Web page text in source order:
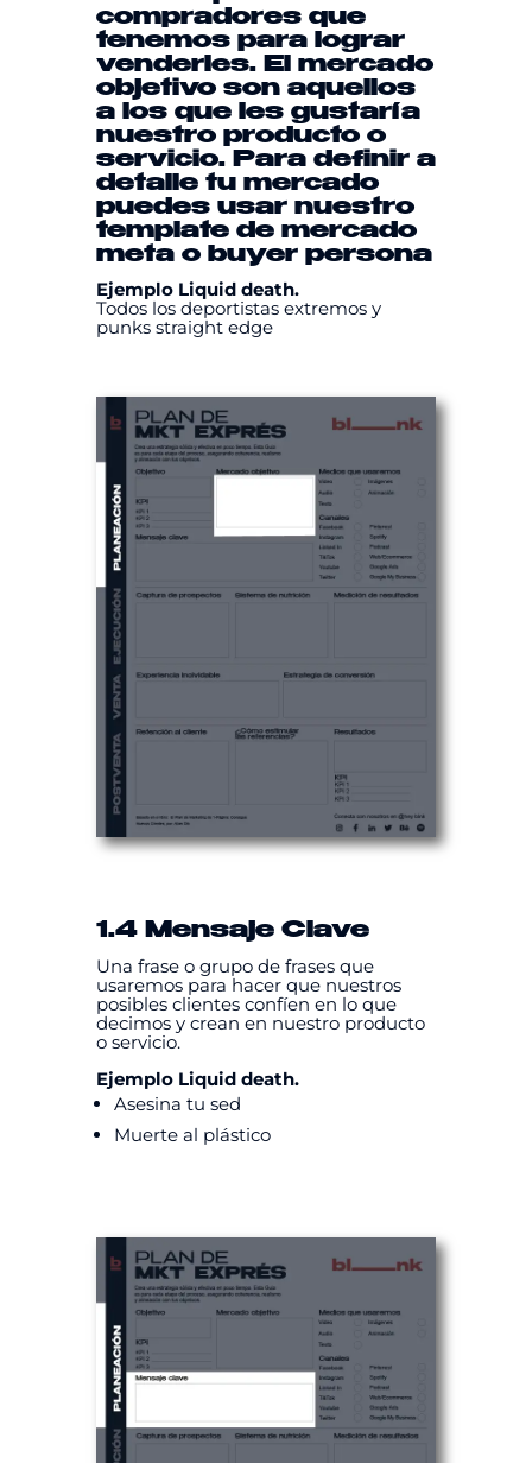
compradores que
tenemos para lograr
venderles. El mercado
objetivo son aquellos
a los que les gustaría
nuestro producto o
servicio. Para definir a
detalle tu mercado
puedes usar nuestro
templatede mercado
metao buyer persona
Ejemplo Liquid death.
Todos los deportistas extremos y
punks straight edge
1.4 Mensaje Clave
Una frase o grupo de frases que
usaremos para hacer que nuestros
posibles clientes confíen en lo que
decimos y crean en nuestro producto
o servicio.
Ejemplo Liquid death.
Asesina tu sed
Muerte al plástico